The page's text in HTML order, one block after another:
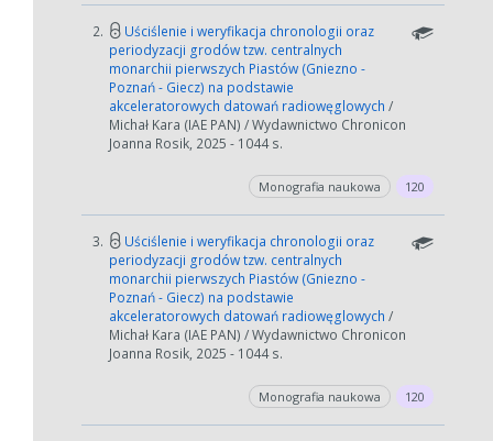
W zależności od ilości danych do przetworzenia generowanie pliku
może się wydłużyć.
Jeśli generowanie trwa zbyt długo można ograniczyć dane np.
zmniejszając zakres lat.
Anuluj
2.
Uściślenie i weryfikacja chronologii oraz
periodyzacji grodów tzw. centralnych
monarchii pierwszych Piastów (Gniezno -
Poznań - Giecz) na podstawie
akceleratorowych datowań radiowęglowych /
Michał Kara (IAE PAN) / Wydawnictwo Chronicon
Joanna Rosik, 2025 - 1044 s.
Monografia naukowa 120
3.
Uściślenie i weryfikacja chronologii oraz
periodyzacji grodów tzw. centralnych
monarchii pierwszych Piastów (Gniezno -
Poznań - Giecz) na podstawie
akceleratorowych datowań radiowęglowych /
Michał Kara (IAE PAN) / Wydawnictwo Chronicon
Joanna Rosik, 2025 - 1044 s.
Monografia naukowa 120